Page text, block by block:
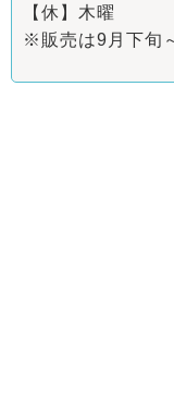
【休】木曜
※販売は9月下旬